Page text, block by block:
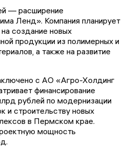
— расширение
Ленд». Компания планирует
создание новых
продукции из полимерных и
а также на развитие
с АО «Агро-Холдинг
финансирование
рублей по модернизации
строительству новых
в Пермском крае.
мощность